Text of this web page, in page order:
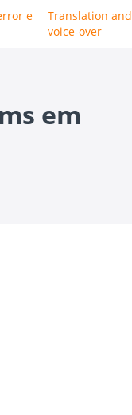
e
Translation and
voice-over
em